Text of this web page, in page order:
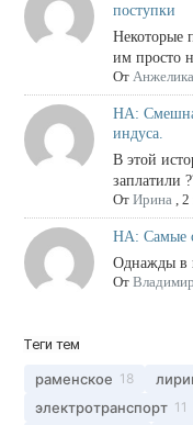
поступки
Некоторые
им просто
От Анжелика
НА:
индуса.
В этой
заплатили
От Ирина, 2
НА: Самые
Однажды в
От Владимир
Теги тем
раменское 18
электротранспорт 11